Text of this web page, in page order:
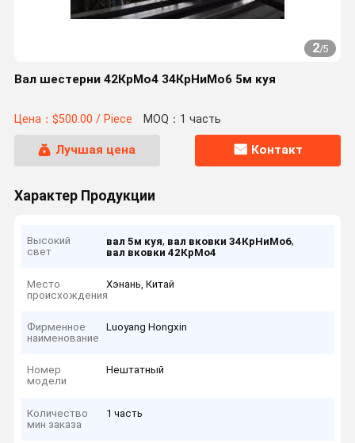
2/5
Вал шестерни 42КрМо4 34КрНиМо6 5м куя
Цена：$500.00 / Piece MOQ：1 часть
Лучшая цена Контакт
Характер Продукции
Высокий
свет
вал 5м куя, вал вковки 34КрНиМо6,
вал вковки 42КрМо4
Место
происхождения
Хэнань, Китай
Фирменное
наименование
Luoyang Hongxin
Номер
модели
Нештатный
Количество
мин заказа
1 часть